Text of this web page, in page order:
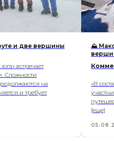
и две вершины
встречает
Сложности
на
и требует
⛰
«В
[еще]